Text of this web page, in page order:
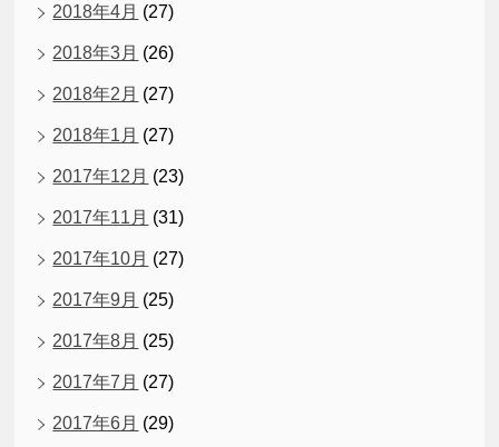
2018年4月 (27)
2018年3月 (26)
2018年2月 (27)
2018年1月 (27)
2017年12月 (23)
2017年11月 (31)
2017年10月 (27)
2017年9月 (25)
2017年8月 (25)
2017年7月 (27)
2017年6月 (29)